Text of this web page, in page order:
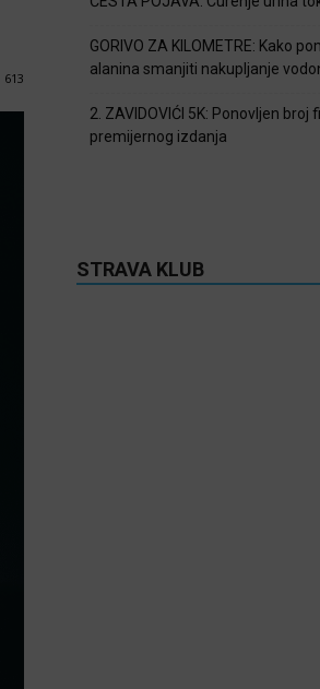
613
GORIVO ZA KILOMETRE: Kako
alanina smanjiti nakupljanje
2. ZAVIDOVIĆI 5K: Ponovljen broj
premijernog izdanja
STRAVA KLUB